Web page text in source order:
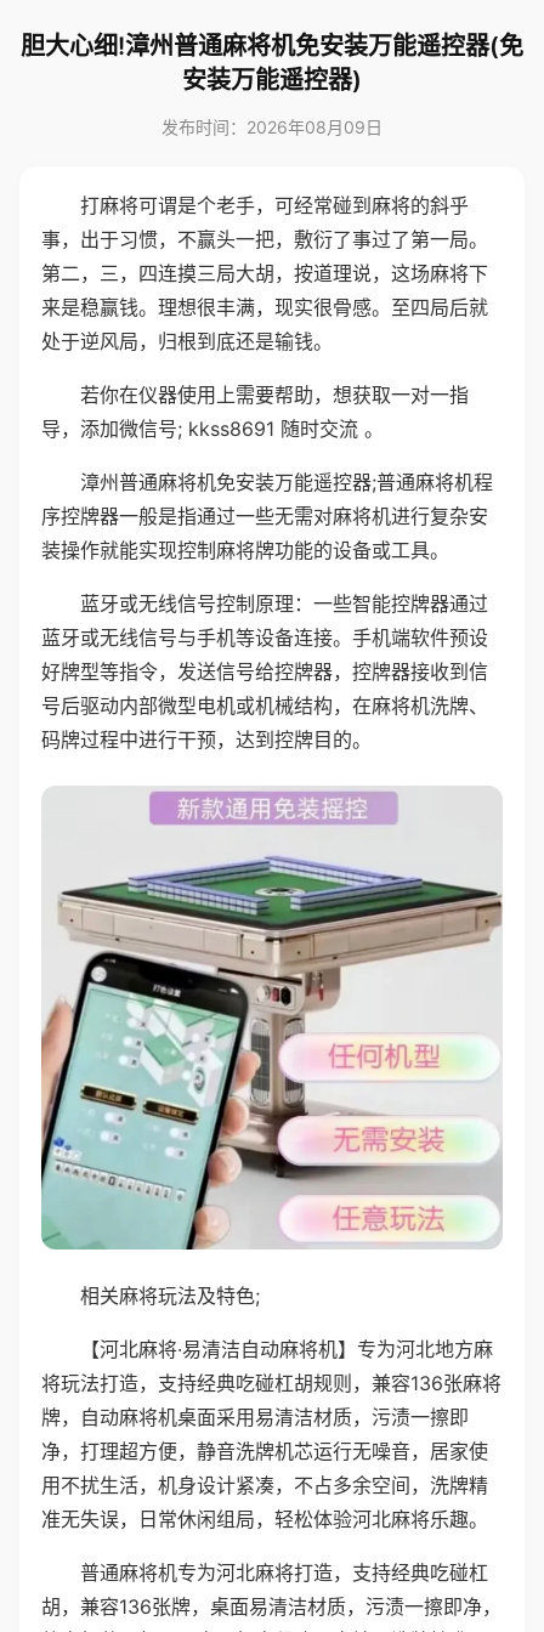
胆大心细!漳州普通麻将机免安装万能遥控器(免
安装万能遥控器)
发布时间：2026年08月09日
打麻将可谓是个老手，可经常碰到麻将的斜乎
事，出于习惯，不赢头一把，敷衍了事过了第一局。
第二，三，四连摸三局大胡，按道理说，这场麻将下
来是稳赢钱。理想很丰满，现实很骨感。至四局后就
处于逆风局，归根到底还是输钱。
若你在仪器使用上需要帮助，想获取一对一指
导，添加微信号; kkss8691 随时交流 。
漳州普通麻将机免安装万能遥控器;普通麻将机程
序控牌器一般是指通过一些无需对麻将机进行复杂安
装操作就能实现控制麻将牌功能的设备或工具。
蓝牙或无线信号控制原理：一些智能控牌器通过
蓝牙或无线信号与手机等设备连接。手机端软件预设
好牌型等指令，发送信号给控牌器，控牌器接收到信
号后驱动内部微型电机或机械结构，在麻将机洗牌、
码牌过程中进行干预，达到控牌目的。
相关麻将玩法及特色;
【河北麻将·易清洁自动麻将机】专为河北地方麻
将玩法打造，支持经典吃碰杠胡规则，兼容136张麻将
牌，自动麻将机桌面采用易清洁材质，污渍一擦即
净，打理超方便，静音洗牌机芯运行无噪音，居家使
用不扰生活，机身设计紧凑，不占多余空间，洗牌精
准无失误，日常休闲组局，轻松体验河北麻将乐趣。
普通麻将机专为河北麻将打造，支持经典吃碰杠
胡，兼容136张牌，桌面易清洁材质，污渍一擦即净，